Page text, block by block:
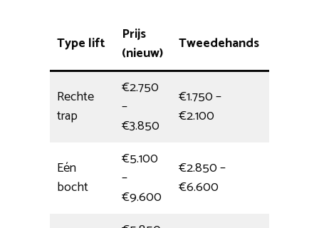
Type lift
Prijs
(nieuw)
Tweedehands
Rechte
trap
€2.750
–
€3.850
€1.750 –
€2.100
Eén
bocht
€5.100
–
€9.600
€2.850 –
€6.600